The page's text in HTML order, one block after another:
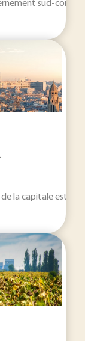
sud-
la capitale est